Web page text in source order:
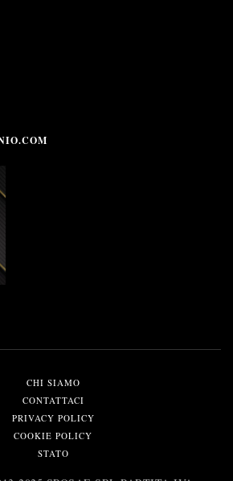
CHI SIAMO
CONTATTACI
PRIVACY POLICY
COOKIE POLICY
STATO